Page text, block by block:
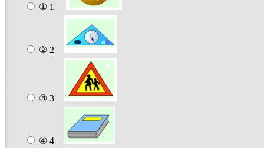
① 1
② 2
③ 3
④ 4